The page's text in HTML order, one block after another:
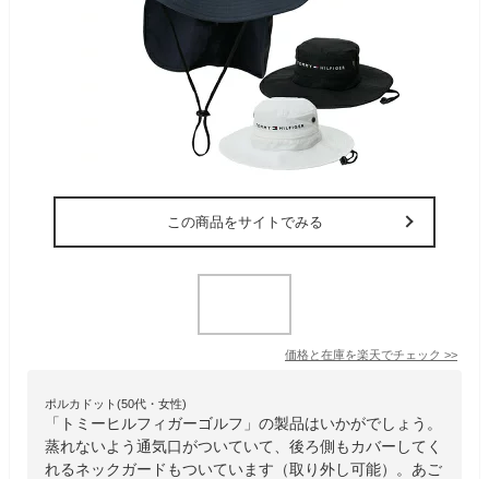
この商品をサイトでみる
価格と在庫を楽天でチェック >>
ポルカドット(50代・女性)
「トミーヒルフィガーゴルフ」の製品はいかがでしょう。
蒸れないよう通気口がついていて、後ろ側もカバーしてく
れるネックガードもついています（取り外し可能）。あご